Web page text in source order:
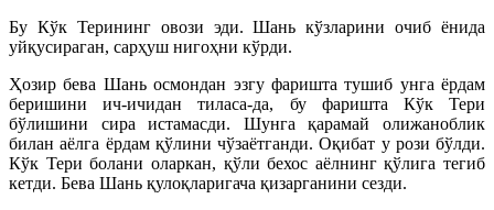
Бу Кўк Терининг овози эди. Шань кўзларини очиб ёнида
уйқусираган, сарҳуш нигоҳни кўрди.
Ҳозир бева Шань осмондан эзгу фаришта тушиб унга ёрдам
беришини ич-ичидан тиласа-да, бу фаришта Кўк Тери
бўлишини сира истамасди. Шунга қарамай олижаноблик
билан аёлга ёрдам қўлини чўзаётганди. Оқибат у рози бўлди.
Кўк Тери болани оларкан, қўли бехос аёлнинг қўлига тегиб
кетди. Бева Шань қулоқларигача қизарганини сезди.